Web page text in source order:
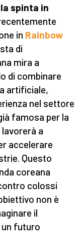
spinta in
in Rainbow
di
mira a
di combinare
artificiale,
nel settore
famosa per la
a
accelerare
Questo
coreana
colossi
non è
il
futuro